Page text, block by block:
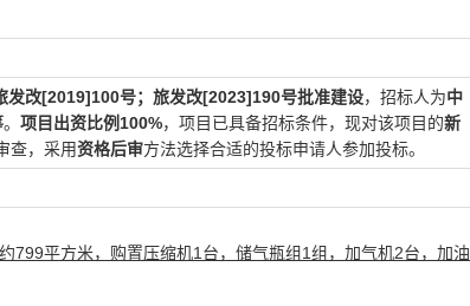
发改[2019]100号；旅发改[2023]190号批准建设，招标人为中
。 项目出资比例100%，项目已具备招标条件，现对该项目的新
查，采用资格后审方法选择合适的投标申请人参加投标。
799平方米，购置压缩机1台，储气瓶组1组，加气机2台，加油